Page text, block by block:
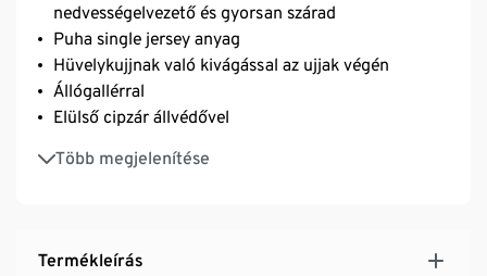
nedvességelvezető és gyorsan szárad
Puha single jersey anyag
Hüvelykujjnak való kivágással az ujjak végén
Állógallérral
Elülső cipzár állvédővel
Több megjelenítése
2 bevágott zseb
Termékleírás